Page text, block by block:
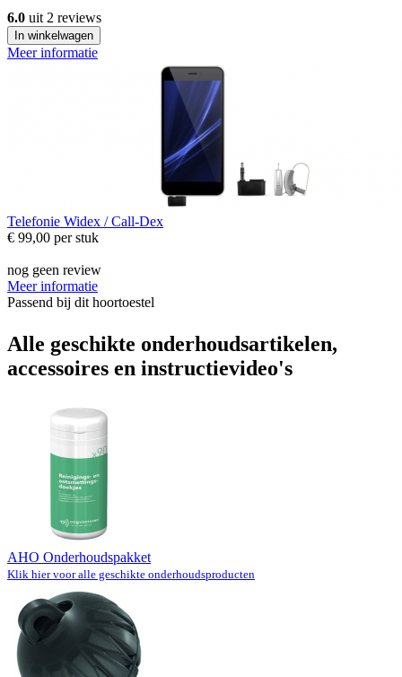
6.0 uit 2 reviews
In winkelwagen
Meer informatie
Telefonie Widex / Call-Dex
€ 99,00 per stuk
nog geen review
Meer informatie
Passend bij dit hoortoestel
Alle geschikte onderhoudsartikelen,
accessoires en instructievideo's
AHO Onderhoudspakket
Klik hier voor alle geschikte onderhoudsproducten